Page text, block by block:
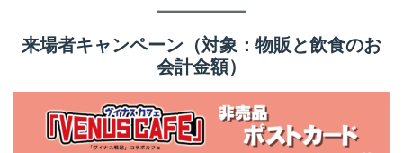
来場者キャンペーン（対象：物販と飲食のお
会計金額）